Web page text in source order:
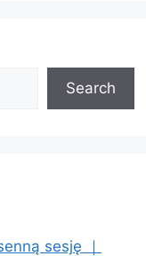
Search
sesję ｜